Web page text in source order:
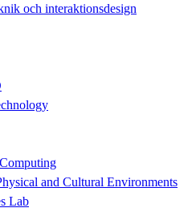
och interaktionsdesign
and Cultural Environments
Lab